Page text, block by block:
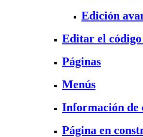
Edición
Editar el código
Páginas
Menús
Información de
Página en